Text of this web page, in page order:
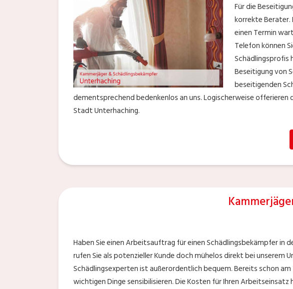
Für die
korrekte Berater.
einen Termin
Telefon können
Schädlingsprofis
Beseitigung von
beseitigenden
dementsprechend bedenkenlos an uns. Logischerweise
Stadt Unterhaching.
Haben Sie einen Arbeitsauftrag für einen Schädlingsbekämpfer in
rufen Sie als potenzieller Kunde doch mühelos direkt bei unserem
Schädlingsexperten ist außerordentlich bequem. Bereits schon
wichtigen Dinge sensibilisieren. Die Kosten für Ihren